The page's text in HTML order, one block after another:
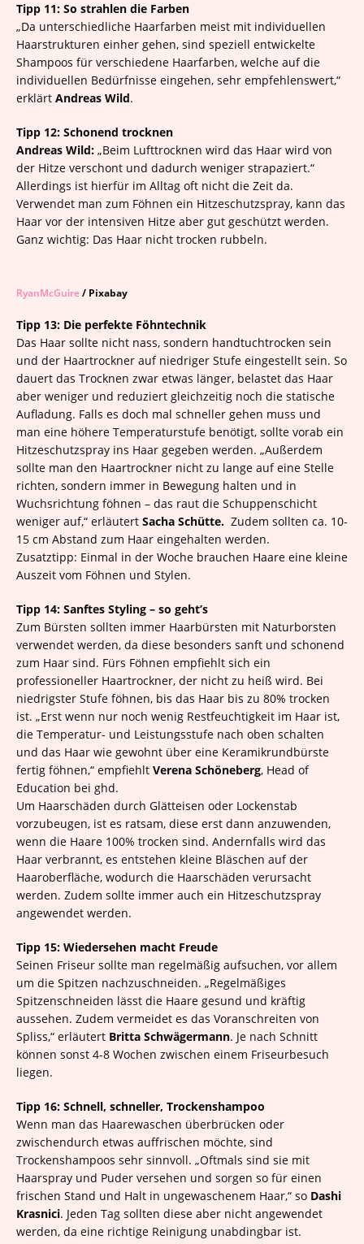
Tipp 11: So strahlen die Farben
„Da unterschiedliche Haarfarben meist mit individuellen
Haarstrukturen einher gehen, sind speziell entwickelte
Shampoos für verschiedene Haarfarben, welche auf die
individuellen Bedürfnisse eingehen, sehr empfehlenswert,“
erklärt Andreas Wild.
Tipp 12: Schonend trocknen
Andreas Wild: „Beim Lufttrocknen wird das Haar wird von
der Hitze verschont und dadurch weniger strapaziert.“
Allerdings ist hierfür im Alltag oft nicht die Zeit da.
Verwendet man zum Föhnen ein Hitzeschutzspray, kann das
Haar vor der intensiven Hitze aber gut geschützt werden.
Ganz wichtig: Das Haar nicht trocken rubbeln.
RyanMcGuire/ Pixabay
Tipp 13: Die perfekte Föhntechnik
Das Haar sollte nicht nass, sondern handtuchtrocken sein
und der Haartrockner auf niedriger Stufe eingestellt sein. So
dauert das Trocknen zwar etwas länger, belastet das Haar
aber weniger und reduziert gleichzeitig noch die statische
Aufladung. Falls es doch mal schneller gehen muss und
man eine höhere Temperaturstufe benötigt, sollte vorab ein
Hitzeschutzspray ins Haar gegeben werden. „Außerdem
sollte man den Haartrockner nicht zu lange auf eine Stelle
richten, sondern immer in Bewegung halten und in
Wuchsrichtung föhnen – das raut die Schuppenschicht
weniger auf,“ erläutert Sacha Schütte. Zudem sollten ca. 10-
15 cm Abstand zum Haar eingehalten werden.
Zusatztipp: Einmal in der Woche brauchen Haare eine kleine
Auszeit vom Föhnen und Stylen.
Tipp 14: Sanftes Styling – so geht’s
Zum Bürsten sollten immer Haarbürsten mit Naturborsten
verwendet werden, da diese besonders sanft und schonend
zum Haar sind. Fürs Föhnen empfiehlt sich ein
professioneller Haartrockner, der nicht zu heiß wird. Bei
niedrigster Stufe föhnen, bis das Haar bis zu 80% trocken
ist. „Erst wenn nur noch wenig Restfeuchtigkeit im Haar ist,
die Temperatur- und Leistungsstufe nach oben schalten
und das Haar wie gewohnt über eine Keramikrundbürste
fertig föhnen,“ empfiehlt Verena Schöneberg, Head of
Education bei ghd.
Um Haarschäden durch Glätteisen oder Lockenstab
vorzubeugen, ist es ratsam, diese erst dann anzuwenden,
wenn die Haare 100% trocken sind. Andernfalls wird das
Haar verbrannt, es entstehen kleine Bläschen auf der
Haaroberfläche, wodurch die Haarschäden verursacht
werden. Zudem sollte immer auch ein Hitzeschutzspray
angewendet werden.
Tipp 15: Wiedersehen macht Freude
Seinen Friseur sollte man regelmäßig aufsuchen, vor allem
um die Spitzen nachzuschneiden. „Regelmäßiges
Spitzenschneiden lässt die Haare gesund und kräftig
aussehen. Zudem vermeidet es das Voranschreiten von
Spliss,“ erläutert Britta Schwägermann. Je nach Schnitt
können sonst 4-8 Wochen zwischen einem Friseurbesuch
liegen.
Tipp 16: Schnell, schneller, Trockenshampoo
Wenn man das Haarewaschen überbrücken oder
zwischendurch etwas auffrischen möchte, sind
Trockenshampoos sehr sinnvoll. „Oftmals sind sie mit
Haarspray und Puder versehen und sorgen so für einen
frischen Stand und Halt in ungewaschenem Haar,“ so Dashi
Krasnici. Jeden Tag sollten diese aber nicht angewendet
werden, da eine richtige Reinigung unabdingbar ist.